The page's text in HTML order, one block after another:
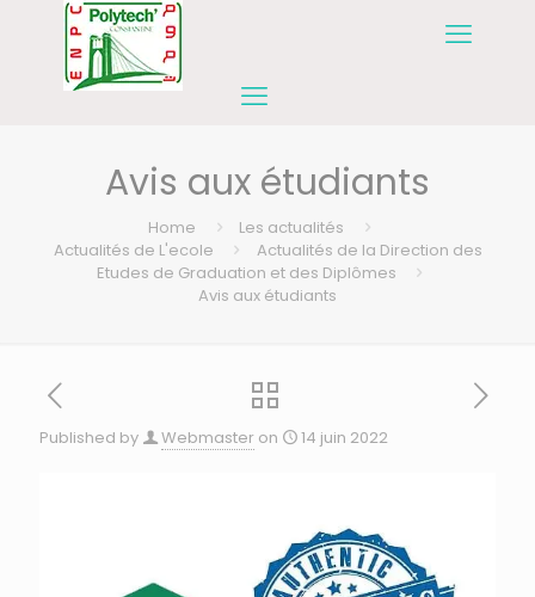
Avis aux étudiants
Home
Les actualités
Actualités de L'ecole
Actualités de la Direction des
Etudes de Graduation et des Diplômes
Avis aux étudiants
Published by Webmaster on 14 juin 2022